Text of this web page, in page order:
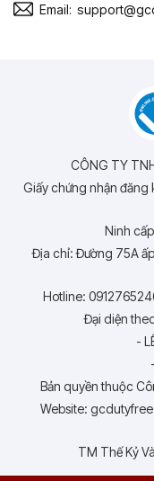
Email:
CÔNG TY
Giấy chứng nhận đăng
Ninh
Địa chỉ: Đường 75A
Hotline:
Đại diện
-
Bản quyền thuộc
Website:
TM Thế Kỷ